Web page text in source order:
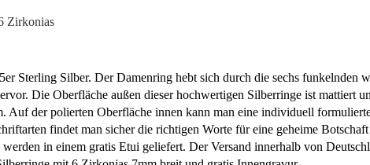
Zirkonias
Sterling Silber. Der Damenring hebt sich durch die sechs funkelnden
Die Oberfläche außen dieser hochwertigen Silberringe ist mattiert
Auf der polierten Oberfläche innen kann man eine individuell
findet man sicher die richtigen Worte für eine geheime
in einem gratis Etui geliefert. Der Versand innerhalb von